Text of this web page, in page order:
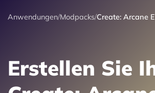
Anwendungen/Modpacks/Create: Arcane
Erstellen Sie